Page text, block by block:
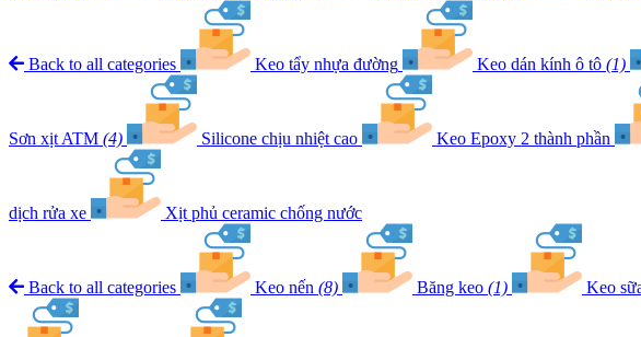
Back to all categories Keo tẩy nhựa đường Keo dán kính ô tô (1)
Sơn xịt ATM (4) Silicone chịu nhiệt cao Keo Epoxy 2 thành phần
dịch rửa xe Xịt phủ ceramic chống nước
Back to all categories Keo nến (8) Băng keo (1) Keo